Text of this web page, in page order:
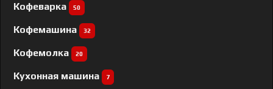
Кофеварка 50
Кофемашина 32
Кофемолка 20
Кухонная машина 7